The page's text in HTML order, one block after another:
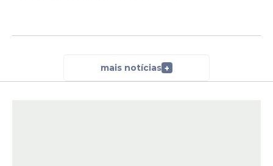
mais notícias +